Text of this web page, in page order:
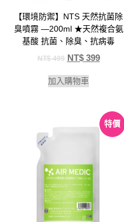
【環境防禦】NTS 天然抗菌除
臭噴霧 —200ml ★天然複合氨
基酸 抗菌、除臭、抗病毒
NT$499 NT$399
加入購物車
特價